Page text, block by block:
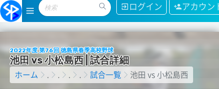
ログイン アカウン
2022年度 第76回 徳島県春季高校野球
池田 vs小松島西 試合詳細
ホーム 試合一覧 池田 vs 小松島西